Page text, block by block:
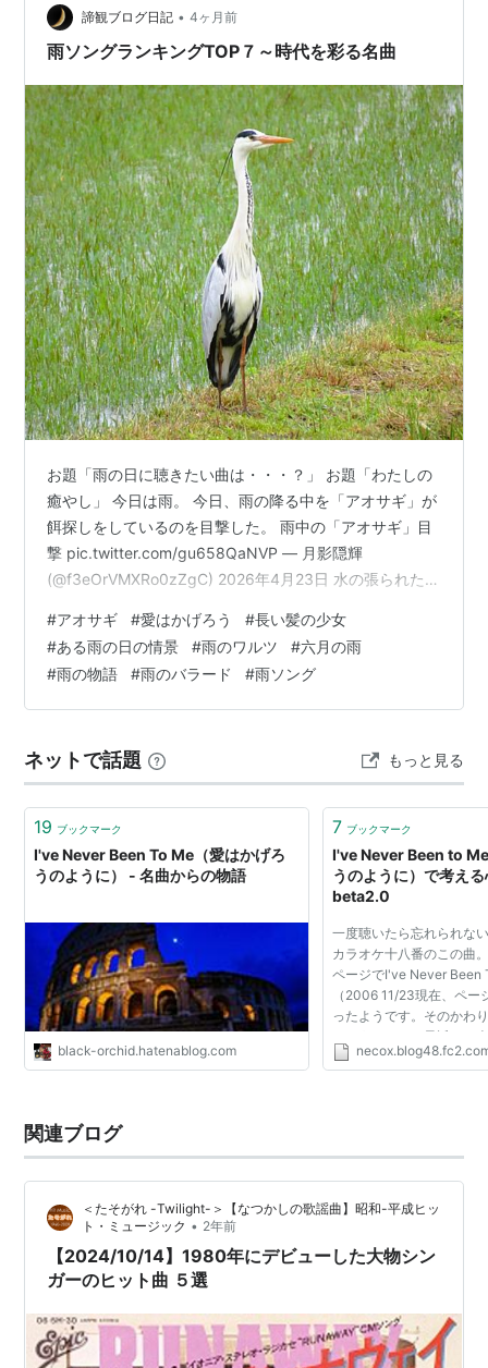
諦観ブログ日記 • 4ヶ月前
雨ソングランキングTOP７～時代を彩る名曲
お題「雨の日に聴きたい曲は・・・？」 お題「わたしの
癒やし」 今日は雨。 今日、雨の降る中を「アオサギ」が
餌探しをしているのを目撃した。 雨中の「アオサギ」目
撃 pic.twitter.com/gu658QaNVP — 月影隠輝
(@f3eOrVMXRo0zZgC) 2026年4月23日 水の張られた田
終日雨が降り続いている。ところで以前、昭和・平成時
代の名曲「雨ソングランキングTOP７」の記事（ネット
検索の雨ソング - 諦観ブログ日記（２０２４年６月１０
日））を書いたことがある。その時から２年近くなっ
#アオサギ #愛はかげろう #長い髪の少女
#ある雨の日の情景 #雨のワルツ #六月の雨
#雨の物語 #雨のバラード #雨ソング
ネットで話題 もっと見る
19 ブックマーク
I've Never Been To Me（愛はかげろ
うのように） - 名曲からの物語
black-orchid.hatenablog.com
7 ブックマーク
I've Never Been to
うのように）で考え
beta2.0
一度聴いたら忘れられな
カラオケ十八番のこの曲
ページでI've Never Been
（2006 11/23現在、ペー
ったようです。そのかわ
というページで最近のも
YouTube映像が見られる
関連ブログ
＜たそがれ -Twilight-＞【なつかしの歌謡曲】昭和-平成ヒッ
ト・ミュージック • 2年前
【2024/10/14】1980年にデビューした大物シン
ガーのヒット曲 ５選